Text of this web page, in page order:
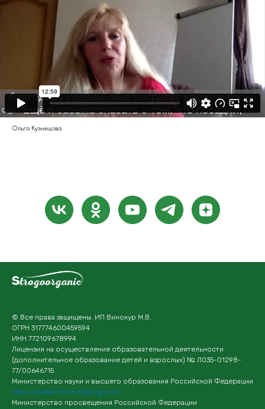
Ольга Кузнецова
© Все права защищены. ИП Винокур М.В.
ОГРН 317774600459594
ИНН 772109678994
Лицензия на осуществление образовательной деятельности
(дополнительное образование детей и взрослых) № Л035-01298-
77/00646715
Министерство науки и высшего образования Российской Федерации
https://www.minobrnauki.gov.ru/
Министерство просвещения Российской Федерации